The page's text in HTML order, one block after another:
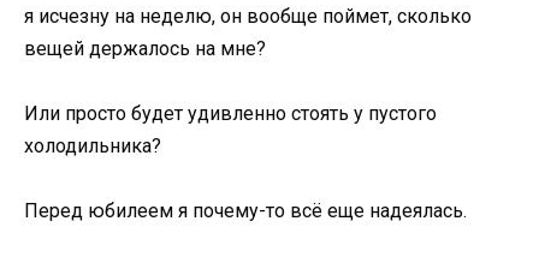
я исчезну на неделю, он вообще поймет, сколько
вещей держалось на мне?
Или просто будет удивленно стоять у пустого
холодильника?
Перед юбилеем я почему-то всё еще надеялась.